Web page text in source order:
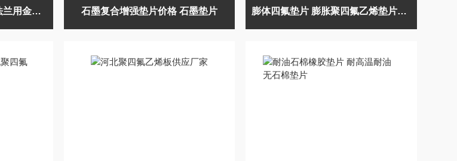
HG/T 20630-2009钢制管法兰用金属包覆垫片 石墨复合增强垫片价格 石墨垫片 膨体四氟垫片 膨胀聚四氟乙烯垫片作用